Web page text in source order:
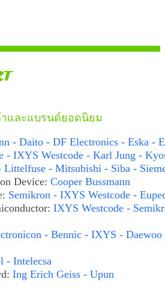
และแบรนด์ยอดนิยม
- Daito - DF Electronics - Eska -
- IXYS Westcode - Karl Jung -
Littelfuse - Mitsubishi - Siba -
Device: Cooper Bussmann
Semikron - IXYS Westcode -
IXYS Westcode -
- Bennic - IXYS - Daewoo
- Intelecsa
Ing Erich Geiss - Upun